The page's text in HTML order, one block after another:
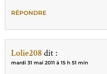
RÉPONDRE
Lolie208 dit :
mardi 31 mai 2011 à 15 h 51 min